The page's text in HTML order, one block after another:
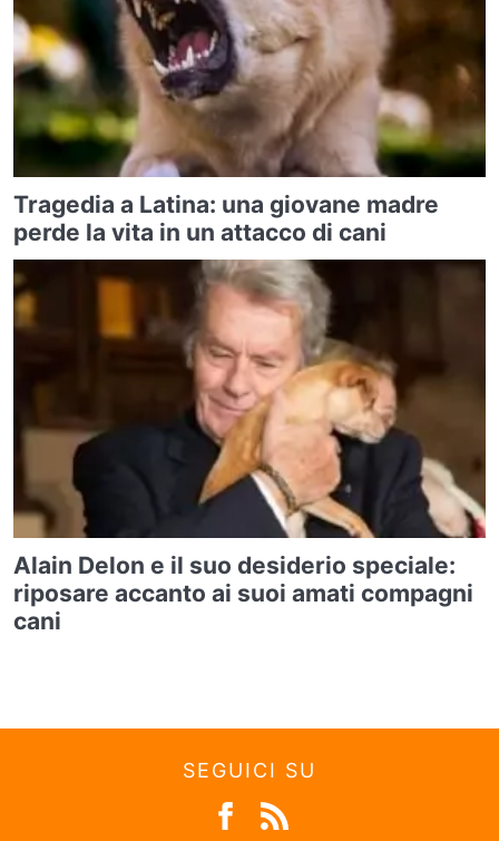
Tragedia a Latina: una giovane madre
perde la vita in un attacco di cani
Alain Delon e il suo desiderio speciale:
riposare accanto ai suoi amati compagni
cani
SEGUICI SU